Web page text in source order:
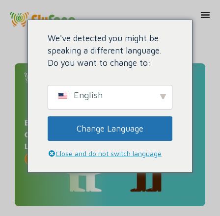
We've detected you might be
speaking a different language.
Do you want to change to:
English
Change Language
Close and do not switch language